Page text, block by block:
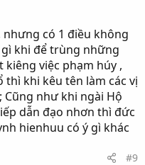
nhưng có 1 điều không
khi để trùng những
kiêng việc phạm húy ,
thì khi kêu tên làm các vị
như khi ngài Hộ
dẫn đạo nhơn thì đức
hienhuu có ý gì khác
#9